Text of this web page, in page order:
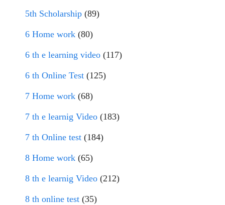
5th Scholarship (89)
6 Home work (80)
6 th e learning video (117)
6 th Online Test (125)
7 Home work (68)
7 th e learnig Video (183)
7 th Online test (184)
8 Home work (65)
8 th e learnig Video (212)
8 th online test (35)